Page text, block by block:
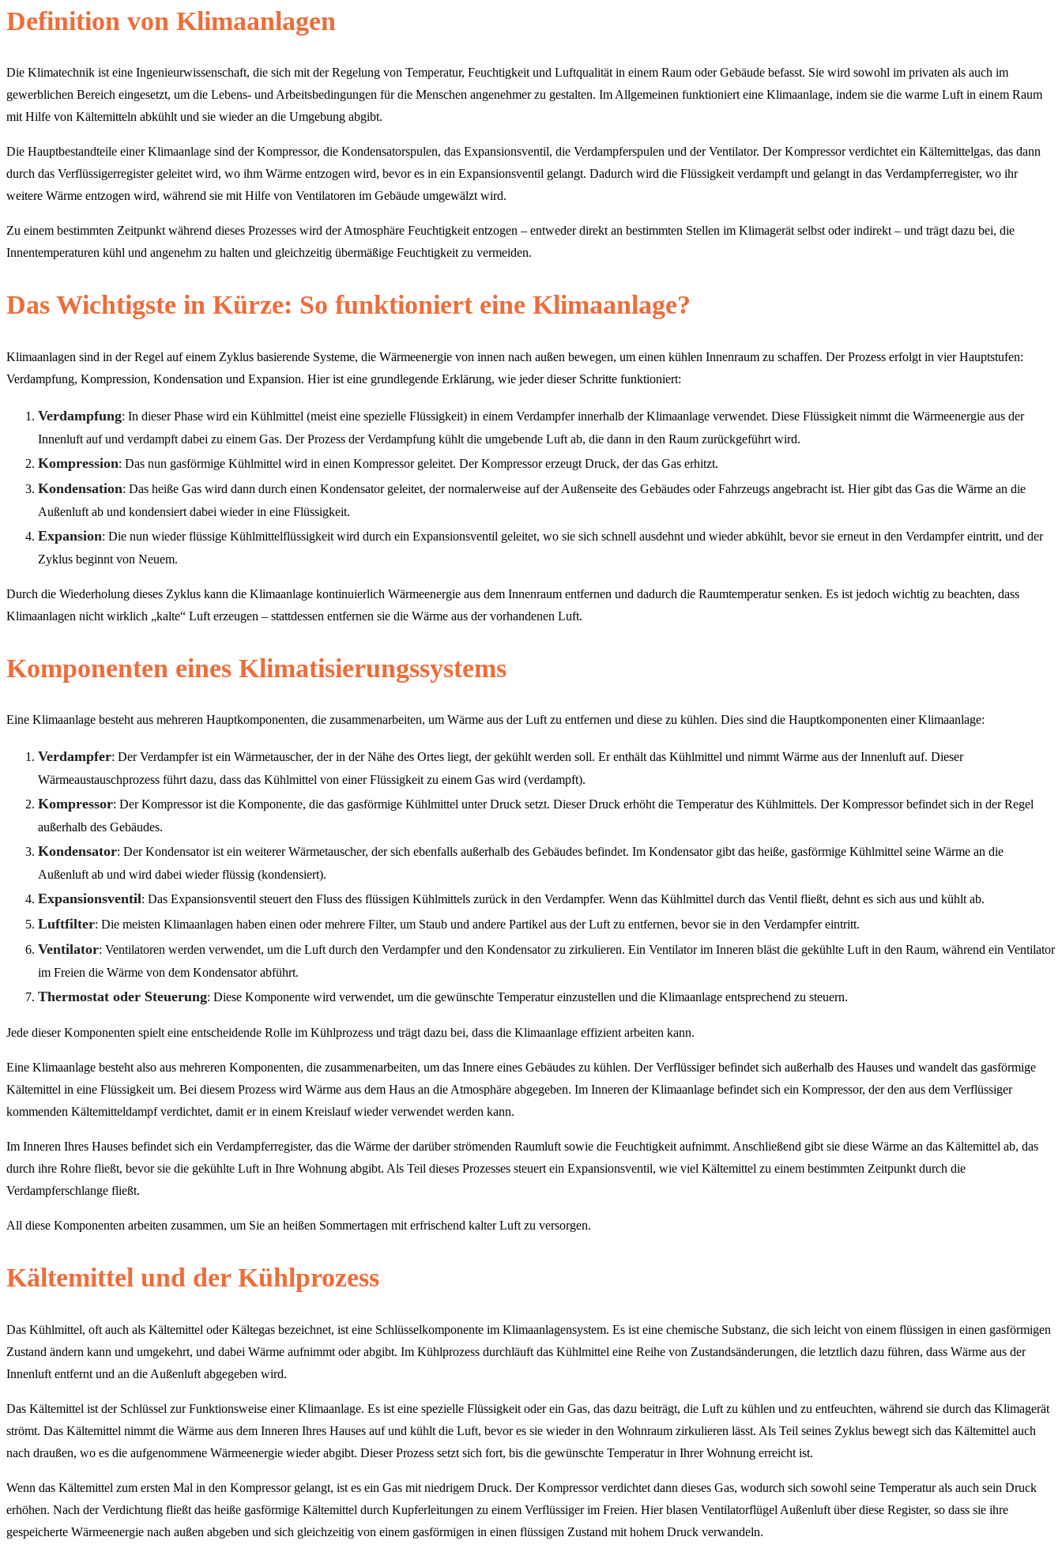
Definition von Klimaanlagen
Die Klimatechnik ist eine Ingenieurwissenschaft, die sich mit der Regelung von Temperatur, Feuchtigkeit und Luftqualität in einem Raum oder Gebäude befasst. Sie wird sowohl im privaten als auch im
gewerblichen Bereich eingesetzt, um die Lebens- und Arbeitsbedingungen für die Menschen angenehmer zu gestalten. Im Allgemeinen funktioniert eine Klimaanlage, indem sie die warme Luft in einem Raum
mit Hilfe von Kältemitteln abkühlt und sie wieder an die Umgebung abgibt.
Die Hauptbestandteile einer Klimaanlage sind der Kompressor, die Kondensatorspulen, das Expansionsventil, die Verdampferspulen und der Ventilator. Der Kompressor verdichtet ein Kältemittelgas, das dann
durch das Verflüssigerregister geleitet wird, wo ihm Wärme entzogen wird, bevor es in ein Expansionsventil gelangt. Dadurch wird die Flüssigkeit verdampft und gelangt in das Verdampferregister, wo ihr
weitere Wärme entzogen wird, während sie mit Hilfe von Ventilatoren im Gebäude umgewälzt wird.
Zu einem bestimmten Zeitpunkt während dieses Prozesses wird der Atmosphäre Feuchtigkeit entzogen – entweder direkt an bestimmten Stellen im Klimagerät selbst oder indirekt – und trägt dazu bei, die
Innentemperaturen kühl und angenehm zu halten und gleichzeitig übermäßige Feuchtigkeit zu vermeiden.
Das Wichtigste in Kürze: So funktioniert eine Klimaanlage?
Klimaanlagen sind in der Regel auf einem Zyklus basierende Systeme, die Wärmeenergie von innen nach außen bewegen, um einen kühlen Innenraum zu schaffen. Der Prozess erfolgt in vier Hauptstufen:
Verdampfung, Kompression, Kondensation und Expansion. Hier ist eine grundlegende Erklärung, wie jeder dieser Schritte funktioniert:
Verdampfung: In dieser Phase wird ein Kühlmittel (meist eine spezielle Flüssigkeit) in einem Verdampfer innerhalb der Klimaanlage verwendet. Diese Flüssigkeit nimmt die Wärmeenergie aus der
Innenluft auf und verdampft dabei zu einem Gas. Der Prozess der Verdampfung kühlt die umgebende Luft ab, die dann in den Raum zurückgeführt wird.
Kompression: Das nun gasförmige Kühlmittel wird in einen Kompressor geleitet. Der Kompressor erzeugt Druck, der das Gas erhitzt.
Kondensation: Das heiße Gas wird dann durch einen Kondensator geleitet, der normalerweise auf der Außenseite des Gebäudes oder Fahrzeugs angebracht ist. Hier gibt das Gas die Wärme an die
Außenluft ab und kondensiert dabei wieder in eine Flüssigkeit.
Expansion: Die nun wieder flüssige Kühlmittelflüssigkeit wird durch ein Expansionsventil geleitet, wo sie sich schnell ausdehnt und wieder abkühlt, bevor sie erneut in den Verdampfer eintritt, und der
Zyklus beginnt von Neuem.
Durch die Wiederholung dieses Zyklus kann die Klimaanlage kontinuierlich Wärmeenergie aus dem Innenraum entfernen und dadurch die Raumtemperatur senken. Es ist jedoch wichtig zu beachten, dass
Klimaanlagen nicht wirklich „kalte“ Luft erzeugen – stattdessen entfernen sie die Wärme aus der vorhandenen Luft.
Komponenten eines Klimatisierungssystems
Eine Klimaanlage besteht aus mehreren Hauptkomponenten, die zusammenarbeiten, um Wärme aus der Luft zu entfernen und diese zu kühlen. Dies sind die Hauptkomponenten einer Klimaanlage:
Verdampfer: Der Verdampfer ist ein Wärmetauscher, der in der Nähe des Ortes liegt, der gekühlt werden soll. Er enthält das Kühlmittel und nimmt Wärme aus der Innenluft auf. Dieser
Wärmeaustauschprozess führt dazu, dass das Kühlmittel von einer Flüssigkeit zu einem Gas wird (verdampft).
Kompressor: Der Kompressor ist die Komponente, die das gasförmige Kühlmittel unter Druck setzt. Dieser Druck erhöht die Temperatur des Kühlmittels. Der Kompressor befindet sich in der Regel
außerhalb des Gebäudes.
Kondensator: Der Kondensator ist ein weiterer Wärmetauscher, der sich ebenfalls außerhalb des Gebäudes befindet. Im Kondensator gibt das heiße, gasförmige Kühlmittel seine Wärme an die
Außenluft ab und wird dabei wieder flüssig (kondensiert).
Expansionsventil: Das Expansionsventil steuert den Fluss des flüssigen Kühlmittels zurück in den Verdampfer. Wenn das Kühlmittel durch das Ventil fließt, dehnt es sich aus und kühlt ab.
Luftfilter: Die meisten Klimaanlagen haben einen oder mehrere Filter, um Staub und andere Partikel aus der Luft zu entfernen, bevor sie in den Verdampfer eintritt.
Ventilator: Ventilatoren werden verwendet, um die Luft durch den Verdampfer und den Kondensator zu zirkulieren. Ein Ventilator im Inneren bläst die gekühlte Luft in den Raum, während ein Ventilator
im Freien die Wärme von dem Kondensator abführt.
Thermostat oder Steuerung: Diese Komponente wird verwendet, um die gewünschte Temperatur einzustellen und die Klimaanlage entsprechend zu steuern.
Jede dieser Komponenten spielt eine entscheidende Rolle im Kühlprozess und trägt dazu bei, dass die Klimaanlage effizient arbeiten kann.
Eine Klimaanlage besteht also aus mehreren Komponenten, die zusammenarbeiten, um das Innere eines Gebäudes zu kühlen. Der Verflüssiger befindet sich außerhalb des Hauses und wandelt das gasförmige
Kältemittel in eine Flüssigkeit um. Bei diesem Prozess wird Wärme aus dem Haus an die Atmosphäre abgegeben. Im Inneren der Klimaanlage befindet sich ein Kompressor, der den aus dem Verflüssiger
kommenden Kältemitteldampf verdichtet, damit er in einem Kreislauf wieder verwendet werden kann.
Im Inneren Ihres Hauses befindet sich ein Verdampferregister, das die Wärme der darüber strömenden Raumluft sowie die Feuchtigkeit aufnimmt. Anschließend gibt sie diese Wärme an das Kältemittel ab, das
durch ihre Rohre fließt, bevor sie die gekühlte Luft in Ihre Wohnung abgibt. Als Teil dieses Prozesses steuert ein Expansionsventil, wie viel Kältemittel zu einem bestimmten Zeitpunkt durch die
Verdampferschlange fließt.
All diese Komponenten arbeiten zusammen, um Sie an heißen Sommertagen mit erfrischend kalter Luft zu versorgen.
Kältemittel und der Kühlprozess
Das Kühlmittel, oft auch als Kältemittel oder Kältegas bezeichnet, ist eine Schlüsselkomponente im Klimaanlagensystem. Es ist eine chemische Substanz, die sich leicht von einem flüssigen in einen gasförmigen
Zustand ändern kann und umgekehrt, und dabei Wärme aufnimmt oder abgibt. Im Kühlprozess durchläuft das Kühlmittel eine Reihe von Zustandsänderungen, die letztlich dazu führen, dass Wärme aus der
Innenluft entfernt und an die Außenluft abgegeben wird.
Das Kältemittel ist der Schlüssel zur Funktionsweise einer Klimaanlage. Es ist eine spezielle Flüssigkeit oder ein Gas, das dazu beiträgt, die Luft zu kühlen und zu entfeuchten, während sie durch das Klimagerät
strömt. Das Kältemittel nimmt die Wärme aus dem Inneren Ihres Hauses auf und kühlt die Luft, bevor es sie wieder in den Wohnraum zirkulieren lässt. Als Teil seines Zyklus bewegt sich das Kältemittel auch
nach draußen, wo es die aufgenommene Wärmeenergie wieder abgibt. Dieser Prozess setzt sich fort, bis die gewünschte Temperatur in Ihrer Wohnung erreicht ist.
Wenn das Kältemittel zum ersten Mal in den Kompressor gelangt, ist es ein Gas mit niedrigem Druck. Der Kompressor verdichtet dann dieses Gas, wodurch sich sowohl seine Temperatur als auch sein Druck
erhöhen. Nach der Verdichtung fließt das heiße gasförmige Kältemittel durch Kupferleitungen zu einem Verflüssiger im Freien. Hier blasen Ventilatorflügel Außenluft über diese Register, so dass sie ihre
gespeicherte Wärmeenergie nach außen abgeben und sich gleichzeitig von einem gasförmigen in einen flüssigen Zustand mit hohem Druck verwandeln.